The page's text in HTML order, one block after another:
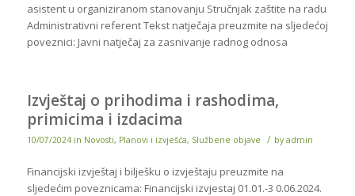
asistent u organiziranom stanovanju Stručnjak zaštite na radu
Administrativni referent Tekst natječaja preuzmite na sljedećoj
poveznici: Javni natječaj za zasnivanje radnog odnosa
Izvještaj o prihodima i rashodima,
primicima i izdacima
10/07/2024 in Novosti, Planovi i izvješća, Službene objave / by admin
Financijski izvještaj i bilješku o izvještaju preuzmite na
sljedećim poveznicama: Financijski izvjestaj 01.01.-3 0.06.2024.